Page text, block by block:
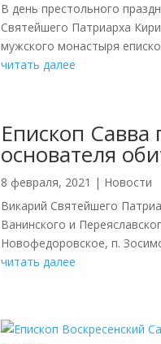
В день престольного
Святейшего Патриарха
мужского монастыря
читать далее
Епископ Савва
основателя
8 февраля, 2021 | Новости
Викарий Святейшего
Ванинского и
Новофедоровское, п.
читать далее